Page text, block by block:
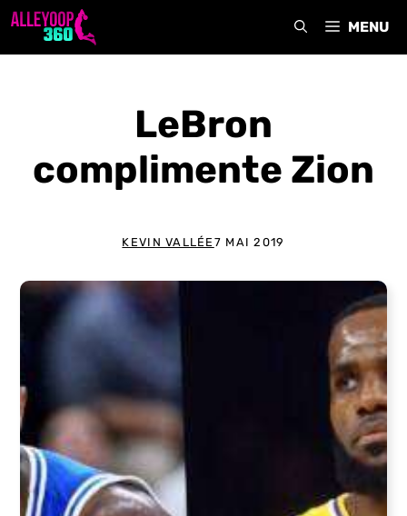
Aller
MENU
LeBron
complimente Zion
KEVIN VALLÉE 7 MAI 2019